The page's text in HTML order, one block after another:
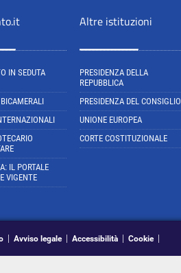
IN SEDUTA
IL PORTALE
VIGENTE
Altre istituzioni
PRESIDENZA DELLA
REPUBBLICA
PRESIDENZA DEL CONSIGLIO
UNIONE EUROPEA
CORTE COSTITUZIONALE
Avviso legale Accessibilità Cookie